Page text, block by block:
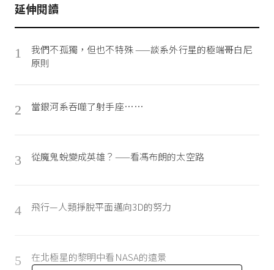
延伸閱讀
1
我們不孤獨，但也不特殊 ——談系外行星的極端哥白尼
原則
2 當銀河系吞噬了射手座……
3 從魔鬼蛻變成英雄？——看馮布朗的太空路
4 飛行—人類掙脫平面邁向3D的努力
5 在北極星的黎明中看NASA的遠景